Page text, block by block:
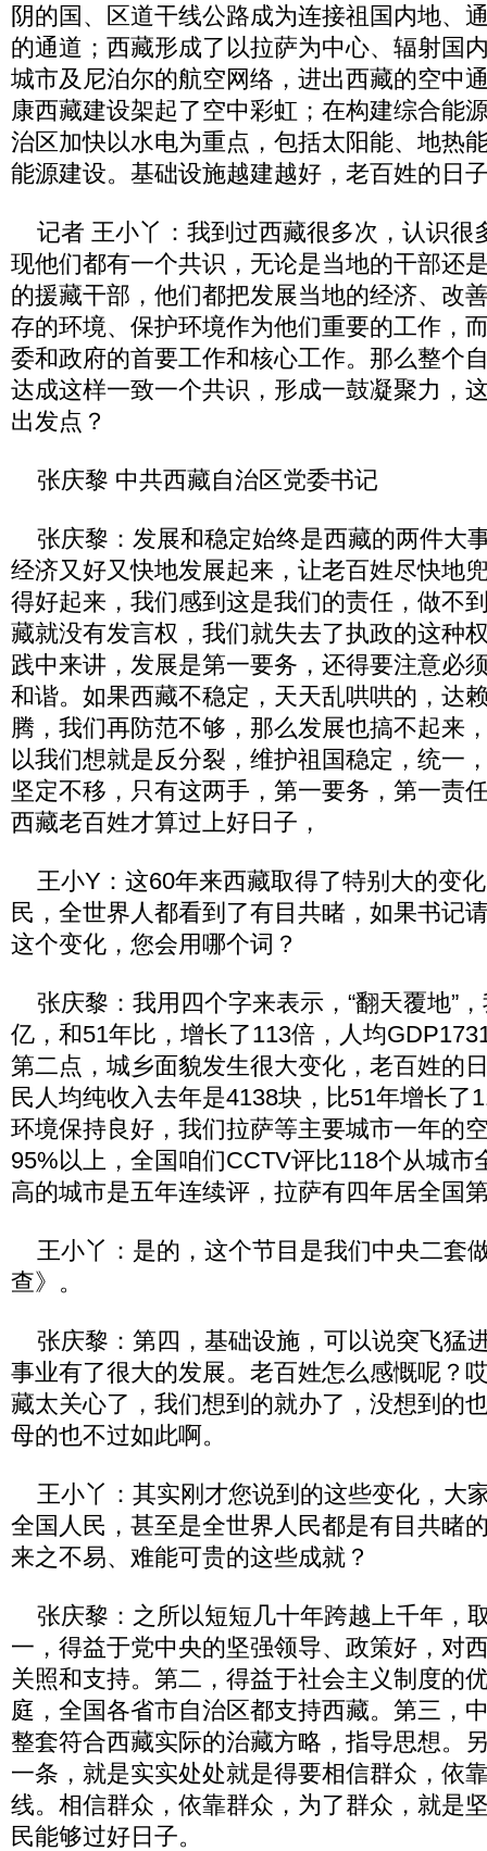
阴的国、区道干线公路成为连接祖国内地、
的通道；西藏形成了以拉萨为中心、辐射国
城市及尼泊尔的航空网络，进出西藏的空中
康西藏建设架起了空中彩虹；在构建综合能
治区加快以水电为重点，包括太阳能、地热
能源建设。基础设施越建越好，老百姓的日
记者 王小丫：我到过西藏很多次，认识很
现他们都有一个共识，无论是当地的干部还
的援藏干部，他们都把发展当地的经济、改
存的环境、保护环境作为他们重要的工作，
委和政府的首要工作和核心工作。那么整个
达成这样一致一个共识，形成一鼓凝聚力，
出发点？
张庆黎 中共西藏自治区党委书记
张庆黎：发展和稳定始终是西藏的两件大
经济又好又快地发展起来，让老百姓尽快地
得好起来，我们感到这是我们的责任，做不
藏就没有发言权，我们就失去了执政的这种
践中来讲，发展是第一要务，还得要注意必
和谐。如果西藏不稳定，天天乱哄哄的，达
腾，我们再防范不够，那么发展也搞不起来
以我们想就是反分裂，维护祖国稳定，统一
坚定不移，只有这两手，第一要务，第一责
西藏老百姓才算过上好日子，
王小Y：这60年来西藏取得了特别大的变
民，全世界人都看到了有目共睹，如果书记
这个变化，您会用哪个词？
张庆黎：我用四个字来表示，“翻天覆地”
亿，和51年比，增长了113倍，人均
第二点，城乡面貌发生很大变化，老百姓的
民人均纯收入去年是4138块，比51年增长了
环境保持良好，我们拉萨等主要城市一年的
95%以上，全国咱们CCTV评比118个从城市
高的城市是五年连续评，拉萨有四年居全国
王小丫：是的，这个节目是我们中央二套
查》。
张庆黎：第四，基础设施，可以说突飞猛
事业有了很大的发展。老百姓怎么感慨呢？
藏太关心了，我们想到的就办了，没想到的
母的也不过如此啊。
王小丫：其实刚才您说到的这些变化，大
全国人民，甚至是全世界人民都是有目共睹
来之不易、难能可贵的这些成就？
张庆黎：之所以短短几十年跨越上千年，
一，得益于党中央的坚强领导、政策好，对
关照和支持。第二，得益于社会主义制度的
庭，全国各省市自治区都支持西藏。第三，
整套符合西藏实际的治藏方略，指导思想。
一条，就是实实处处就是得要相信群众，依
线。相信群众，依靠群众，为了群众，就是
民能够过好日子。